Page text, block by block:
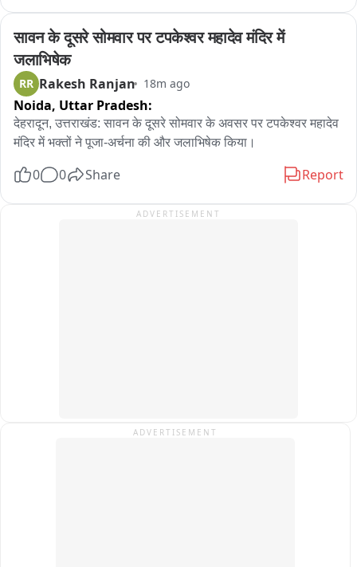
विशेष इंतजाम किए गए हैं, ताकि कार्यक्रम शांतिपूर्ण और व्यवस्थित ढंग से
संपन्न हो सके।
फिलहाल फसलों के लिए बारिश की जरूरत बनी हुई है। रुक-रुककर हो रही
बारिश खेती के लिहाज से राहत देने वाली मानी जा रही है।
रतलाम जिले में अब तक करीब 15 इंच बारिश दर्ज की जा चुकी है। हालांकि
पिछले वर्ष की तुलना में इस बार बारिश का आंकड़ा अभी पीछे चल रहा है,
लेकिन लगातार हो रही बारिश से किसानों और आम लोगों में राहत और खुशी
का माहौल है।
मौसम विभाग के अनुसार आने वाले दिनों में भी बारिश का दौर जारी रहने की
सावन के दूसरे सोमवार पर टपकेश्वर महादेव मंदिर में
जलाभिषेक
RR Rakesh Ranjan 18m ago
Noida, Uttar Pradesh:
देहरादून, उत्तराखंड: सावन के दूसरे सोमवार के अवसर पर टपकेश्वर महादेव
मंदिर में भक्तों ने पूजा-अर्चना की और जलाभिषेक किया।
0 0 Share Report
ADVERTISEMENT
ADVERTISEMENT